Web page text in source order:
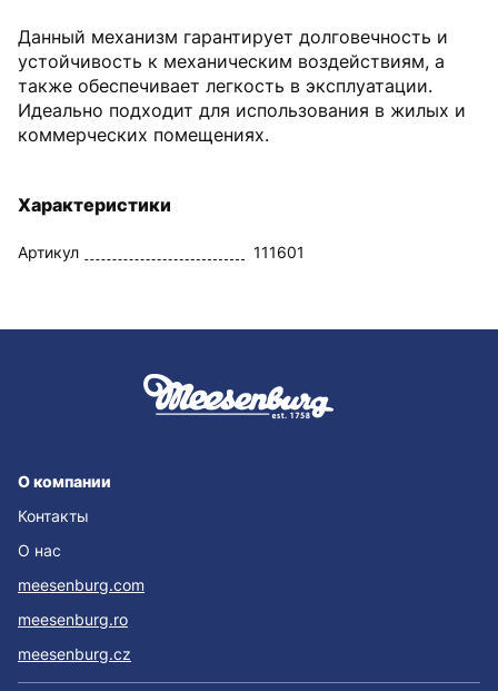
Данный механизм гарантирует долговечность и
устойчивость к механическим воздействиям, а
также обеспечивает легкость в эксплуатации.
Идеально подходит для использования в жилых и
коммерческих помещениях.
Характеристики
Артикул 111601
О компании
Контакты
О нас
meesenburg.com
meesenburg.ro
meesenburg.cz